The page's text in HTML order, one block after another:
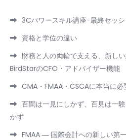
3Cパワースキル講座-最終セッ
資格と学位の違い
財務と人の両輪で支える、新し
BirdStarのCFO・アドバイザー機能
CMA・FMAA・CSCAに本当に必
百聞は一見にしかず、百見は一
かず
FMAA ― 国際会計への新しい第